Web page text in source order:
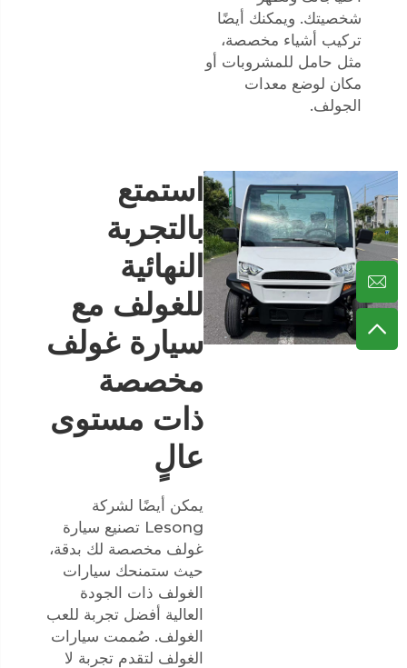
شخصيتك. ويمكنك أيضًا
تركيب أشياء مخصصة،
مثل حامل للمشروبات أو
مكان لوضع معدات
الجولف.
استمتع
بالتجربة
النهائية
للغولف مع
سيارة غولف
مخصصة
ذات مستوى
عالٍ
يمكن أيضًا لشركة
Lesong تصنيع سيارة
غولف مخصصة لك بدقة،
حيث ستمنحك سيارات
الغولف ذات الجودة
العالية أفضل تجربة للعب
الغولف. صُممت سيارات
الغولف لتقدم تجربة لا